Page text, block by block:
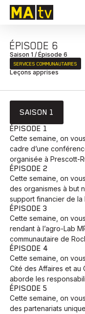
ÉPISODE 6
Saison 1 / Épisode 6
SERVICES COMMUNAUTAIRES
Leçons apprises
SAISON 1
ÉPISODE 1
Cette semaine, on
cadre d’une
organisée à Prescott-
ÉPISODE 2
Cette semaine, on
des organismes à but
support financier de
ÉPISODE 3
Cette semaine, on
rendant à l’agro-Lab
communautaire de
ÉPISODE 4
Cette semaine, on
Cité des Affaires et au
aborde les
ÉPISODE 5
Cette semaine, on
des partenariats